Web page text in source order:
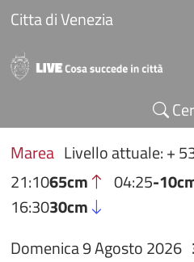
Salta al contenuto principale
Citta di Venezia
Marea Livello attuale: +
21:1065cm 04:25-
16:3030cm
Domenica 9 Agosto 2026